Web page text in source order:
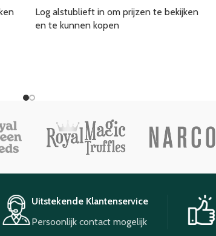
Log alstublieft in om prijzen te bekijken
en te kunnen kopen
Uitstekende Klantenservice
Persoonlijk contact mogelijk